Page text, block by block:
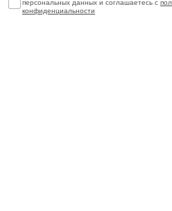
персональных данных и соглашаетесь с
конфиденциальности